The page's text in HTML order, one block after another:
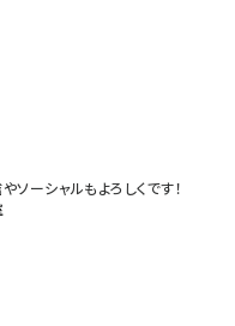
ーシャルもよろしくです！